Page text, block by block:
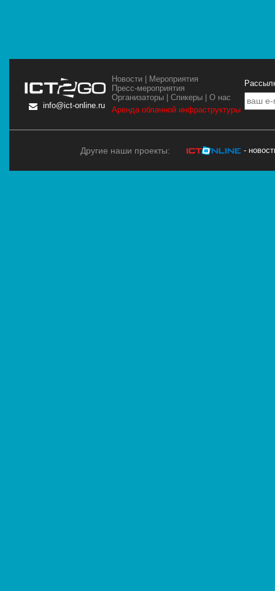
info@ict-online.ru
Новости | Мероприятия
Пресс-мероприятия
Организаторы |Спикеры |О нас
Аренда облачной инфраструктуры
Другие наши проекты: -